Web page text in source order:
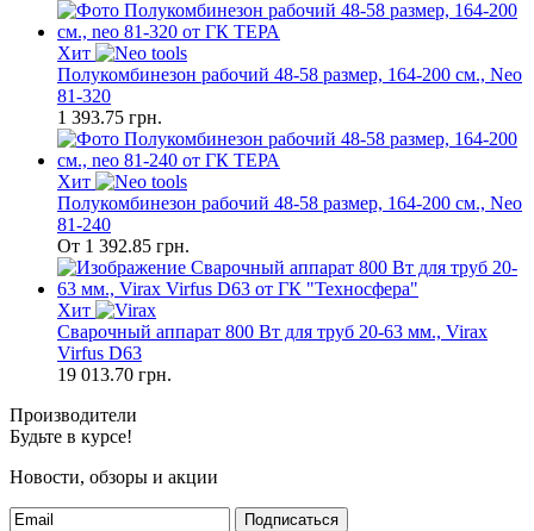
Хит
Полукомбинезон рабочий 48-58 размер, 164-200 см., Neo
81-320
1 393.75 грн.
Хит
Полукомбинезон рабочий 48-58 размер, 164-200 см., Neo
81-240
От 1 392.85 грн.
Хит
Сварочный аппарат 800 Вт для труб 20-63 мм., Virax
Virfus D63
19 013.70 грн.
Производители
Будьте в курсе!
Новости, обзоры и акции
Подписаться